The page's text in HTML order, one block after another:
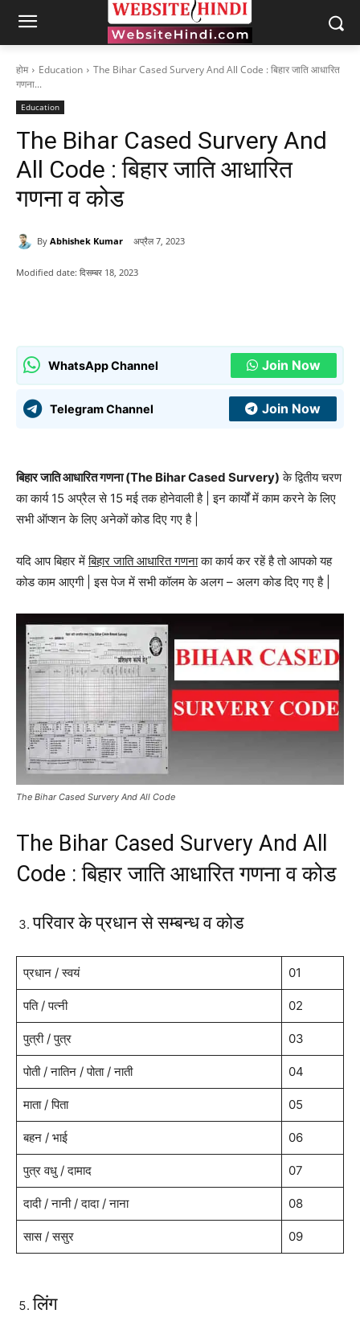
होम Education
The Bihar Cased Survery And All Code : बिहार जाति आधारित
गणना...
Education
The Bihar Cased Survery And
All Code : बिहार जाति आधारित
गणना व कोड
By Abhishek Kumar अप्रैल 7, 2023
Modified date: दिसम्बर 18, 2023
WhatsApp Channel Join Now
Telegram Channel Join Now
बिहार जाति आधारित गणना (The Bihar Cased Survery) के द्वितीय चरण
का कार्य 15 अप्रैल से 15 मई तक होनेवाली है | इन कार्यों में काम करने के लिए
सभी ऑप्शन के लिए अनेकों कोड दिए गए है |
यदि आप बिहार मेंबिहार जाति आधारित गणनाका कार्य कर रहें है तो आपको यह
कोड काम आएगी | इस पेज में सभी कॉलम के अलग – अलग कोड दिए गए है |
The Bihar Cased Survery And All Code
The Bihar Cased Survery And All
Code : बिहार जाति आधारित गणना व कोड
परिवार के प्रधान से सम्बन्ध व कोड
प्रधान / स्वयं 01
पति / पत्नी 02
पुत्री / पुत्र 03
पोती / नातिन / पोता / नाती 04
माता / पिता 05
बहन / भाई 06
पुत्र वधु / दामाद 07
दादी / नानी / दादा / नाना 08
सास / ससुर 09
लिंग